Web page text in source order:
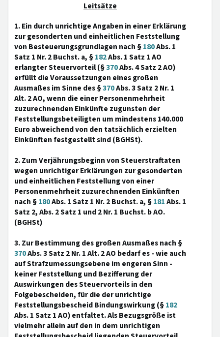
Leitsätze
1. Ein durch unrichtige Angaben in einer Erklärung
zur gesonderten und einheitlichen Feststellung
von Besteuerungsgrundlagen nach §180Abs. 1
Satz 1 Nr. 2 Buchst. a, §182Abs. 1 Satz 1 AO
erlangter Steuervorteil (§370Abs. 4 Satz 2 AO)
erfüllt die Voraussetzungen eines großen
Ausmaßes im Sinne des §370Abs. 3 Satz 2 Nr. 1
Alt. 2 AO, wenn die einer Personenmehrheit
zuzurechnenden Einkünfte zugunsten der
Feststellungsbeteiligten um mindestens 140.000
Euro abweichend von den tatsächlich erzielten
Einkünften festgestellt sind (BGHSt).
2. Zum Verjährungsbeginn von Steuerstraftaten
wegen unrichtiger Erklärungen zur gesonderten
und einheitlichen Feststellung von einer
Personenmehrheit zuzurechnenden Einkünften
nach §180Abs. 1 Satz 1 Nr. 2 Buchst. a, §181Abs. 1
Satz 2, Abs. 2 Satz 1 und 2 Nr. 1 Buchst. b AO.
(BGHSt)
3. Zur Bestimmung des großen Ausmaßes nach §
370Abs. 3 Satz 2 Nr. 1 Alt. 2 AO bedarf es - wie auch
auf Strafzumessungsebene im engeren Sinn -
keiner Feststellung und Bezifferung der
Auswirkungen des Steuervorteils in den
Folgebescheiden, für die der unrichtige
Feststellungsbescheid Bindungswirkung (§182
Abs. 1 Satz 1 AO) entfaltet. Als Bezugsgröße ist
vielmehr allein auf den in dem unrichtigen